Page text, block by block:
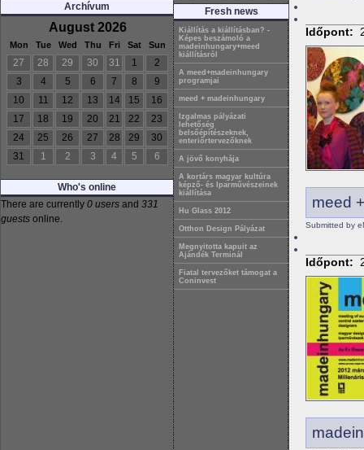
Archívum
August 2026
Mon Tue Wed Thu Fri Sat Sun
27 28 29 30 31 1
2
3
4 5 6 7 8
9
10
11 12 13 14 15
16
17
18 19 20 21 22
23
24
25 26 27 28 29
30
31
1 2 3 4 5 6
Who's online
There are currently 0 users and 331
guests online.
Fresh news
Kiállítás a kiállításban? -
Képes beszámoló a
madeinhungary+meed
kiállításról
A meed+madeinhungary
programjai
meed + madeinhungary
Izgalmas pályázati
lehetőség
belsőépítészeknek,
enteriőrtervezőknek
A jövő konyhája
A kortárs magyar kultúra
képző- és Iparművészeinek
kiállítása
Hu Glass 2012
Otthon Design Pályázat
Megnyitotta kapuit az
Ajándék Terminál
Fiatal tervezőket támogat a
Coninvest
Időpont:
meed
Submitted by
Időpont: